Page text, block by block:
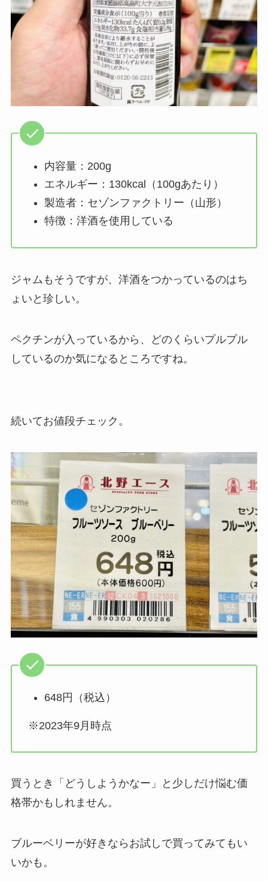
内容量：200g
エネルギー：130kcal（100gあたり）
製造者：セゾンファクトリー（山形）
特徴：洋酒を使用している
ジャムもそうですが、洋酒をつかっているのはち
ょいと珍しい。
ペクチンが入っているから、どのくらいプルプル
しているのか気になるところですね。
続いてお値段チェック。
648円（税込）
※2023年9月時点
買うとき「どうしようかなー」と少しだけ悩む価
格帯かもしれません。
ブルーベリーが好きならお試しで買ってみてもい
いかも。